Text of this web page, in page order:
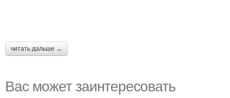
читать дальше →
Вас может заинтересовать